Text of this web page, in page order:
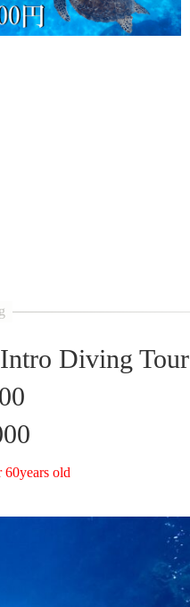
Diving Tour
60years old